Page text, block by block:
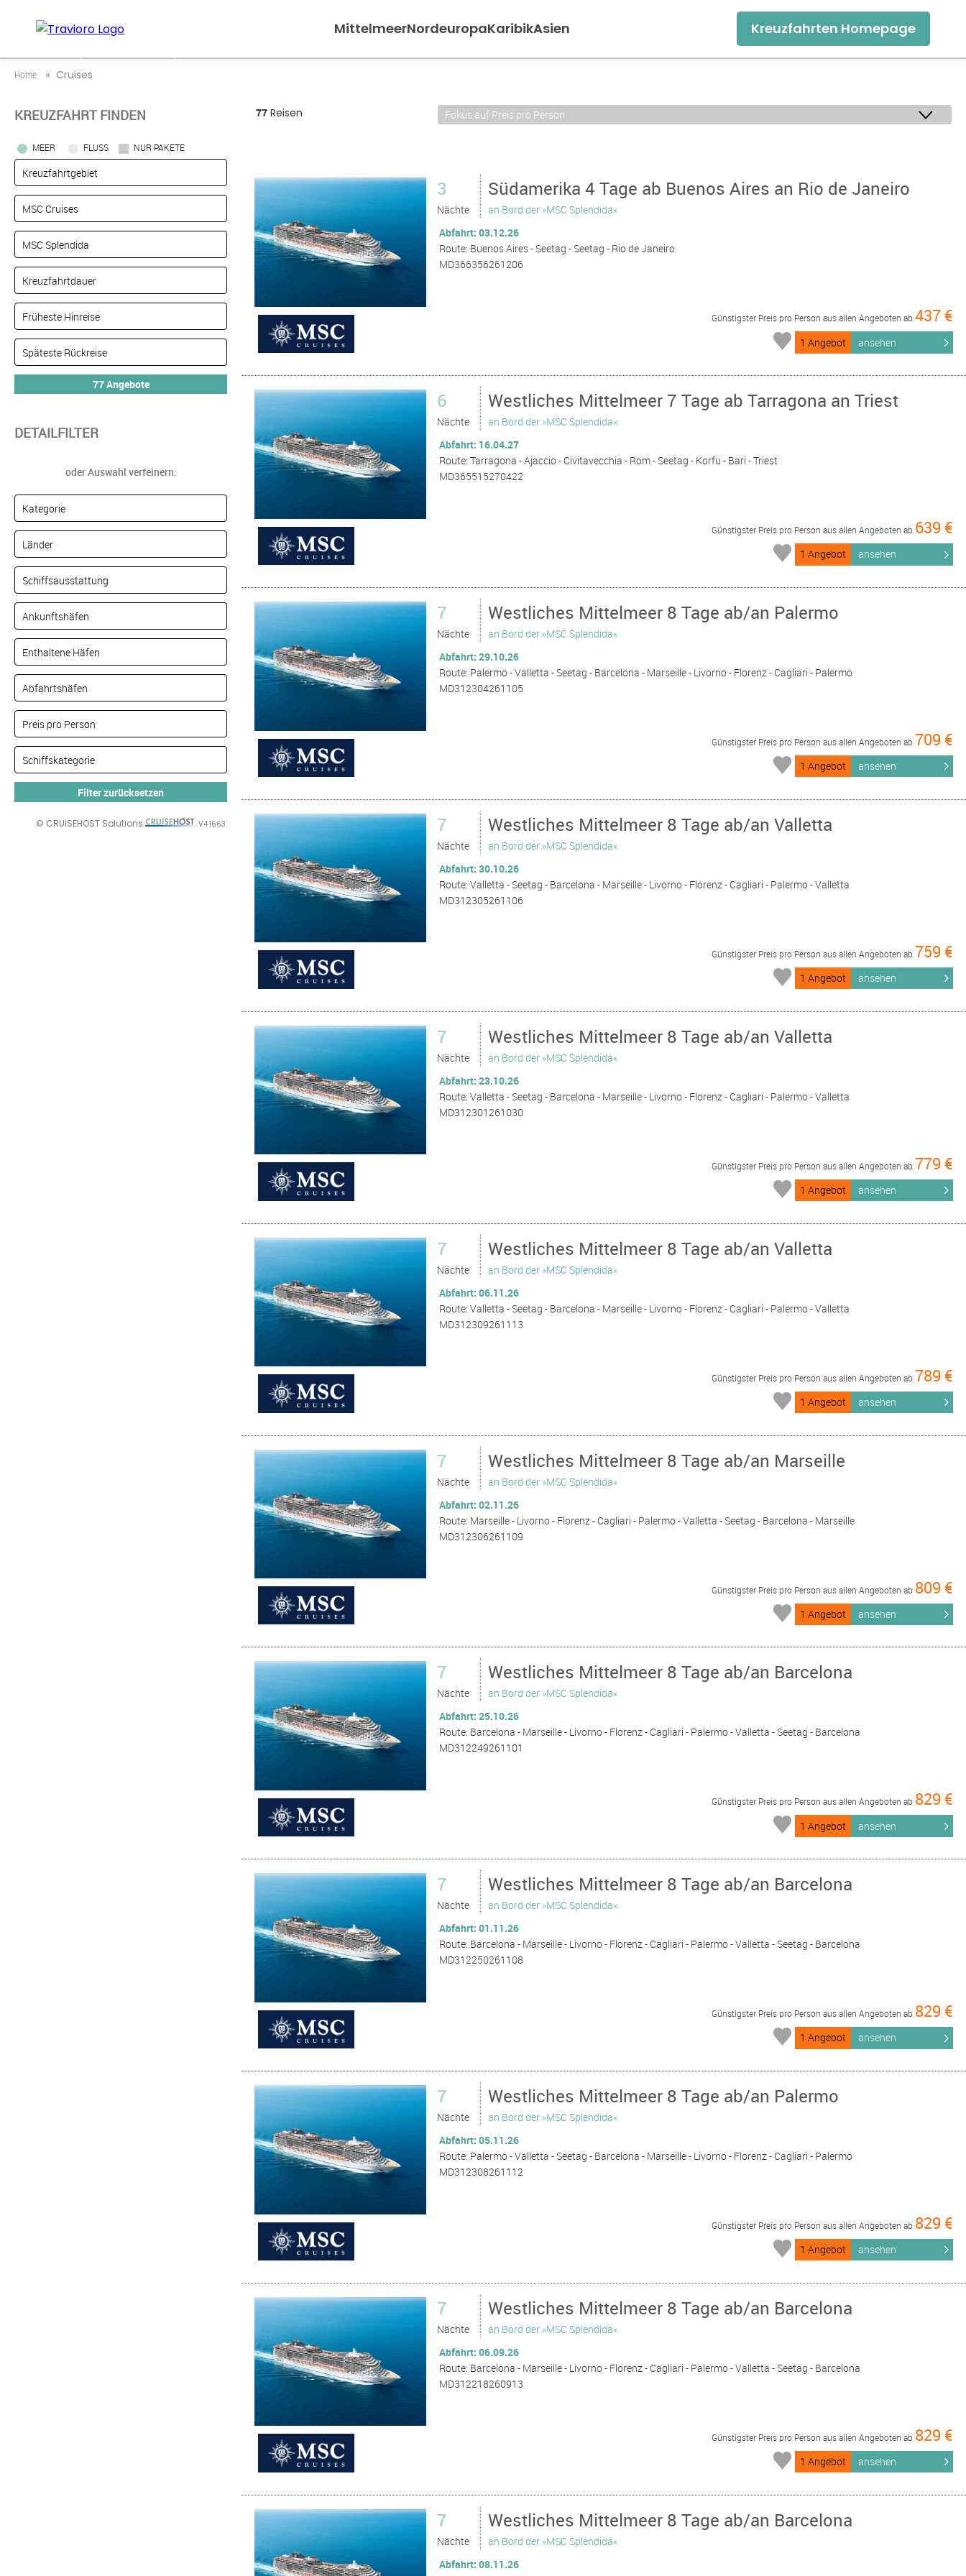
MittelmeerNordeuropaKaribikAsien Kreuzfahrten Homepage
Home
Cruises
KREUZFAHRT FINDEN
MEER FLUSS NUR PAKETE
DETAILFILTER
oder Auswahl verfeinern:
© CRUISEHOST Solutions V4.1663
77 Reisen
3
Nächte
Südamerika 4 Tage ab Buenos Aires an Rio de Janeiro
an Bord der »MSC Splendida«
Abfahrt: 03.12.26
Route: Buenos Aires - Seetag - Seetag - Rio de Janeiro
MD366356261206
Günstigster Preis pro Person aus allen Angeboten ab 437 €
1 Angebot ansehen
6
Nächte
Westliches Mittelmeer 7 Tage ab Tarragona an Triest
an Bord der »MSC Splendida«
Abfahrt: 16.04.27
Route: Tarragona - Ajaccio - Civitavecchia - Rom - Seetag - Korfu - Bari - Triest
MD365515270422
Günstigster Preis pro Person aus allen Angeboten ab 639 €
1 Angebot ansehen
7
Nächte
Westliches Mittelmeer 8 Tage ab/an Palermo
an Bord der »MSC Splendida«
Abfahrt: 29.10.26
Route: Palermo - Valletta - Seetag - Barcelona - Marseille - Livorno - Florenz - Cagliari - Palermo
MD312304261105
Günstigster Preis pro Person aus allen Angeboten ab 709 €
1 Angebot ansehen
7
Nächte
Westliches Mittelmeer 8 Tage ab/an Valletta
an Bord der »MSC Splendida«
Abfahrt: 30.10.26
Route: Valletta - Seetag - Barcelona - Marseille - Livorno - Florenz - Cagliari - Palermo - Valletta
MD312305261106
Günstigster Preis pro Person aus allen Angeboten ab 759 €
1 Angebot ansehen
7
Nächte
Westliches Mittelmeer 8 Tage ab/an Valletta
an Bord der »MSC Splendida«
Abfahrt: 23.10.26
Route: Valletta - Seetag - Barcelona - Marseille - Livorno - Florenz - Cagliari - Palermo - Valletta
MD312301261030
Günstigster Preis pro Person aus allen Angeboten ab 779 €
1 Angebot ansehen
7
Nächte
Westliches Mittelmeer 8 Tage ab/an Valletta
an Bord der »MSC Splendida«
Abfahrt: 06.11.26
Route: Valletta - Seetag - Barcelona - Marseille - Livorno - Florenz - Cagliari - Palermo - Valletta
MD312309261113
Günstigster Preis pro Person aus allen Angeboten ab 789 €
1 Angebot ansehen
7
Nächte
Westliches Mittelmeer 8 Tage ab/an Marseille
an Bord der »MSC Splendida«
Abfahrt: 02.11.26
Route: Marseille - Livorno - Florenz - Cagliari - Palermo - Valletta - Seetag - Barcelona - Marseille
MD312306261109
Günstigster Preis pro Person aus allen Angeboten ab 809 €
1 Angebot ansehen
7
Nächte
Westliches Mittelmeer 8 Tage ab/an Barcelona
an Bord der »MSC Splendida«
Abfahrt: 25.10.26
Route: Barcelona - Marseille - Livorno - Florenz - Cagliari - Palermo - Valletta - Seetag - Barcelona
MD312249261101
Günstigster Preis pro Person aus allen Angeboten ab 829 €
1 Angebot ansehen
7
Nächte
Westliches Mittelmeer 8 Tage ab/an Barcelona
an Bord der »MSC Splendida«
Abfahrt: 01.11.26
Route: Barcelona - Marseille - Livorno - Florenz - Cagliari - Palermo - Valletta - Seetag - Barcelona
MD312250261108
Günstigster Preis pro Person aus allen Angeboten ab 829 €
1 Angebot ansehen
7
Nächte
Westliches Mittelmeer 8 Tage ab/an Palermo
an Bord der »MSC Splendida«
Abfahrt: 05.11.26
Route: Palermo - Valletta - Seetag - Barcelona - Marseille - Livorno - Florenz - Cagliari - Palermo
MD312308261112
Günstigster Preis pro Person aus allen Angeboten ab 829 €
1 Angebot ansehen
7
Nächte
Westliches Mittelmeer 8 Tage ab/an Barcelona
an Bord der »MSC Splendida«
Abfahrt: 06.09.26
Route: Barcelona - Marseille - Livorno - Florenz - Cagliari - Palermo - Valletta - Seetag - Barcelona
MD312218260913
Günstigster Preis pro Person aus allen Angeboten ab 829 €
1 Angebot ansehen
7
Nächte
Westliches Mittelmeer 8 Tage ab/an Barcelona
an Bord der »MSC Splendida«
Abfahrt: 08.11.26